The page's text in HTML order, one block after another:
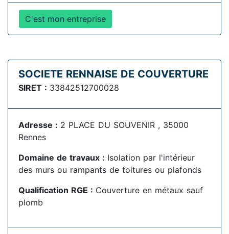
C'est mon entreprise
SOCIETE RENNAISE DE COUVERTURE
SIRET : 33842512700028
Adresse : 2 PLACE DU SOUVENIR , 35000
Rennes
Domaine de travaux : Isolation par l'intérieur
des murs ou rampants de toitures ou plafonds
Qualification RGE : Couverture en métaux sauf
plomb